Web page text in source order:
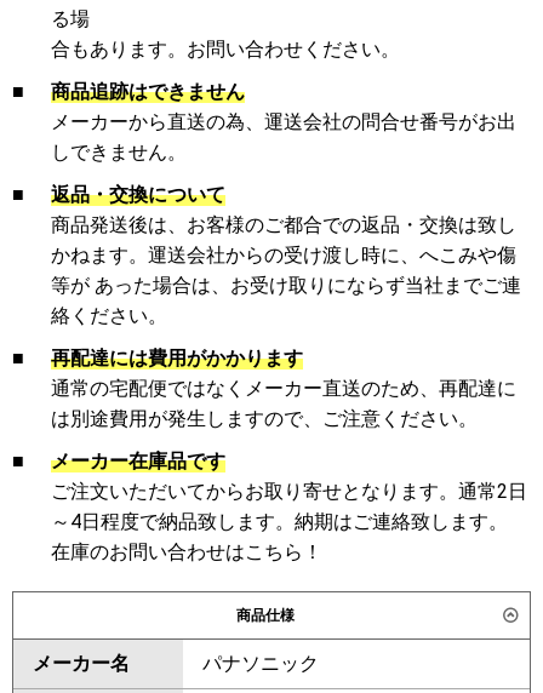
る場
合もあります。お問い合わせください。
■
商品追跡はできません
メーカーから直送の為、運送会社の問合せ番号がお出
しできません。
■
返品・交換について
商品発送後は、お客様のご都合での返品・交換は致し
かねます。運送会社からの受け渡し時に、へこみや傷
等が あった場合は、お受け取りにならず当社までご連
絡ください。
■
再配達には費用がかかります
通常の宅配便ではなくメーカー直送のため、再配達に
は別途費用が発生しますので、ご注意ください。
■
メーカー在庫品です
ご注文いただいてからお取り寄せとなります。通常2日
～4日程度で納品致します。納期はご連絡致します。
在庫のお問い合わせはこちら！
商品仕様
メーカー名 パナソニック